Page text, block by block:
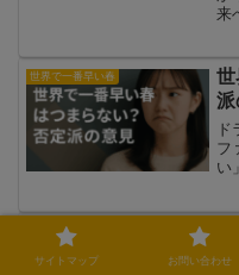
来
焦
第
を
る
世界で一番早い春
世
派
フ
い
分
世界で一番早い春
話
サイトマップ お問い合わせ